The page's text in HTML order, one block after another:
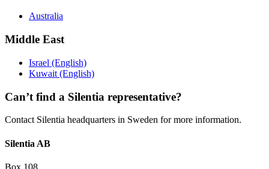
Australia
Middle East
Israel (English)
Kuwait (English)
Can’t find a Silentia representative?
Contact Silentia headquarters in Sweden for more information.
Silentia AB
Box 108